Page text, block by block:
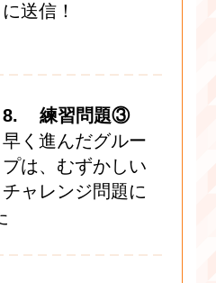
に送信！
8. 練習問題③
早く進んだグルー
プは、むずかしい
チャレンジ問題に